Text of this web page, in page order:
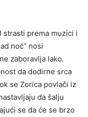
strasti prema muzici i
noć“ nosi
zaboravlja lako.
da dodirne srca
se Zorica povlači iz
da šalju
se da će se brzo